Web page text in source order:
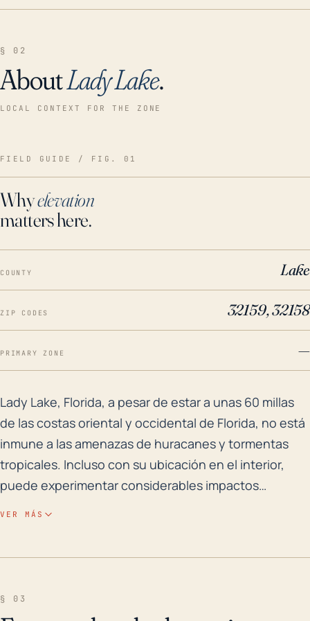
§ 02
AboutLady Lake.
LOCAL CONTEXT FOR THE ZONE
FIELD GUIDE / FIG. 01
Whyelevation
matters here.
COUNTY Lake
ZIP CODES 32159, 32158
PRIMARY ZONE —
Lady Lake, Florida, a pesar de estar a unas 60
Lady Lake, Florida, a pesar de estar a unas 60 millas
de las costas oriental y occidental de Florida, no está
inmune a las amenazas de huracanes y tormentas
tropicales. Incluso con su ubicación en el interior,
puede experimentar considerables impactos
indirectos de vientos fuertes, fuertes lluvias y
VER MÁS
§ 03